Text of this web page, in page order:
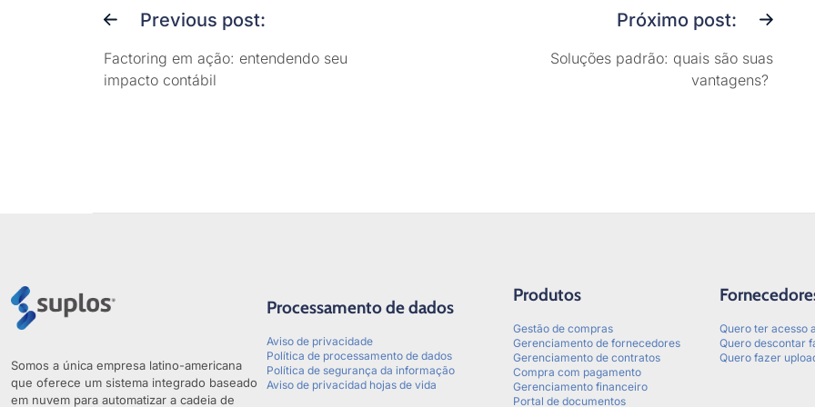
Previous post:
Factoring em ação: entendendo seu
impacto contábil
Próximo post:
Soluções padrão: quais são suas
vantagens?
Somos a única empresa latino-americana
que oferece um sistema integrado baseado
em nuvem para automatizar a cadeia de
Processamento de dados
Aviso de privacidade
Política de processamento de dados
Política de segurança da informação
Aviso de privacidad hojas de vida
Produtos
Gestão de compras
Gerenciamento de fornecedores
Gerenciamento de contratos
Compra com pagamento
Gerenciamento financeiro
Portal de documentos
Quero ter acesso
Quero descontar
Quero fazer